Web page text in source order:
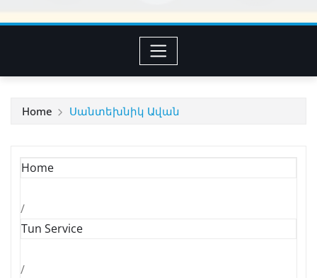
Home Սանտեխնիկ Ավան
Home
/
Tun Service
/